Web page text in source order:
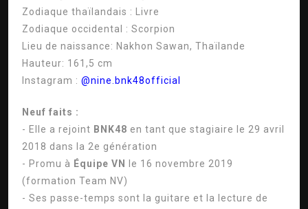
Zodiaque thaïlandais :
Livre
Zodiaque occidental : Scorpion
Lieu de naissance: Nakhon Sawan, Thaïlande
Hauteur: 161,5 cm
Instagram : @nine.bnk48official
Neuf faits :
- Elle a rejoint BNK48 en tant que stagiaire le 29 avril
2018 dans la 2e génération
- Promu à Équipe VN
le 16 novembre 2019
(formation Team NV)
- Ses passe-temps sont la guitare et la lecture de